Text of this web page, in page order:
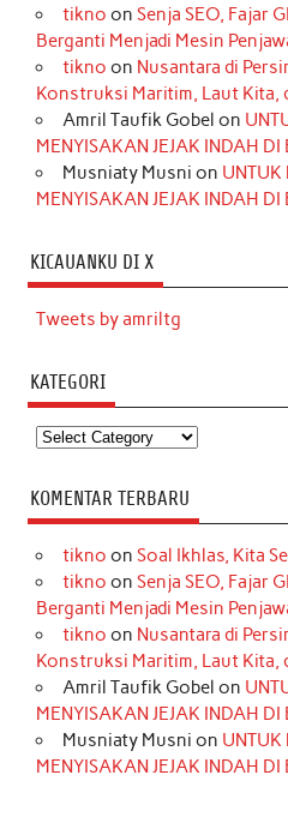
tikno on Senja SEO, Fajar
Berganti Menjadi Mesin
tikno on Nusantara di
Konstruksi Maritim, Laut Kita,
Amril Taufik Gobel on
MENYISAKAN JEJAK INDAH DI
Musniaty Musni on UNTUK
MENYISAKAN JEJAK INDAH DI
KICAUANKU DI X
Tweets by amriltg
KATEGORI
Kategori
KOMENTAR TERBARU
tikno on Soal Ikhlas, Kita
tikno on Senja SEO, Fajar
Berganti Menjadi Mesin
tikno on Nusantara di
Konstruksi Maritim, Laut Kita,
Amril Taufik Gobel on
MENYISAKAN JEJAK INDAH DI
Musniaty Musni on UNTUK
MENYISAKAN JEJAK INDAH DI